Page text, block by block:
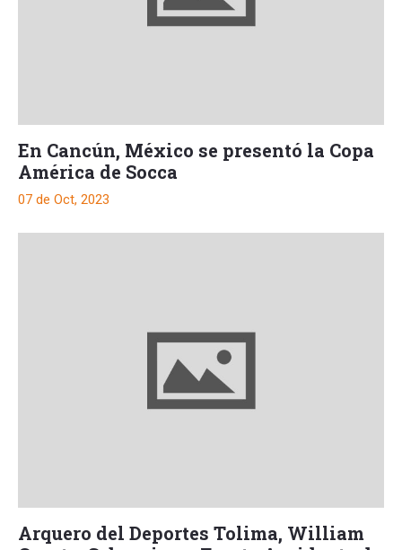
En Cancún, México se presentó la Copa
América de Socca
07 de Oct, 2023
Arquero del Deportes Tolima, William